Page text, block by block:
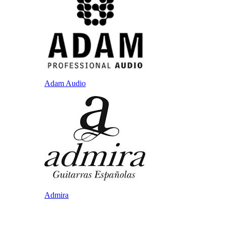
Adam Audio
Admira